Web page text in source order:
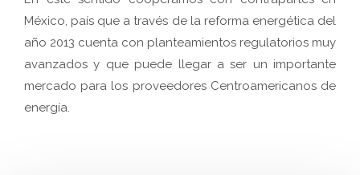
México, país que a través de la reforma energética del
año 2013 cuenta con planteamientos regulatorios muy
avanzados y que puede llegar a ser un importante
mercado para los proveedores Centroamericanos de
energía.